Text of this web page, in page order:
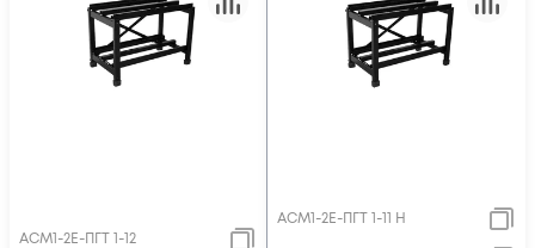
АСМ1-2E-ПГТ 1-12
АСМ1-2E-ПГТ 1-11 H